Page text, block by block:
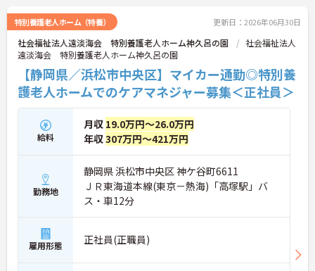
ご興味のある方には、面接対策ポイントなど、さら
に詳細をご案内しますのでお気軽にご相談くださ
い！
特別養護老人ホーム（特養） 更新日：2026年06月30日
社会福祉法人遠淡海会 特別養護老人ホーム神久呂の園
社会福祉法人
遠淡海会 特別養護老人ホーム神久呂の園
【静岡県／浜松市中央区】マイカー通勤◎特別養
護老人ホームでのケアマネジャー募集＜正社員＞
給料
月収 19.0万円～26.0万円
年収307万円～421万円
勤務地
静岡県 浜松市中央区 神ケ谷町6611
ＪＲ東海道本線(東京－熱海)「高塚駅」バ
ス・車12分
雇用形態 正社員(正職員)